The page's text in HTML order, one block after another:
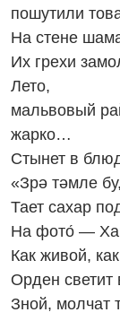
пошутили
На стене
Их грехи
Лето,
мальвовый
жарко…
Стынет в
«Зрә тәмле
Тает сахар
На фото́ —
Как живой,
Орден светит
Зной, молчат